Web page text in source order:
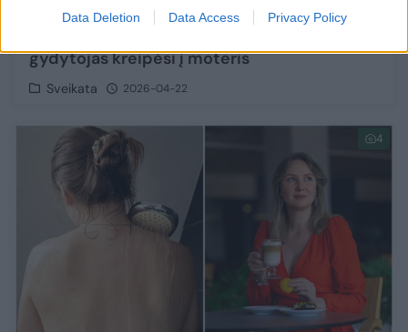
Data Deletion Data Access Privacy Policy
gydytojas kreipėsi į moteris
Sveikata 2026-04-22
4